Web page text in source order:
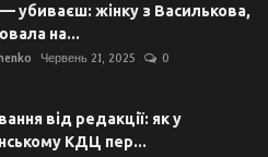
убиваєш: жінку з Василькова,
на...
Червень 21, 2025 0
від редакції: як у
КДЦ пер...